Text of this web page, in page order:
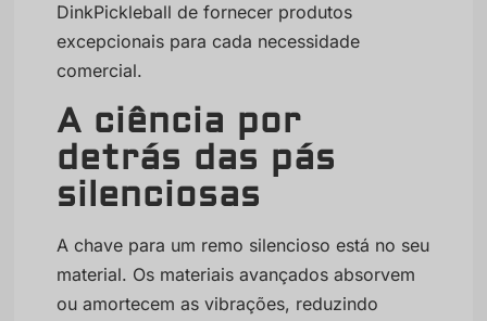
DinkPickleball de fornecer produtos
excepcionais para cada necessidade
comercial.
A ciência por
detrás das pás
silenciosas
A chave para um remo silencioso está no seu
material. Os materiais avançados absorvem
ou amortecem as vibrações, reduzindo